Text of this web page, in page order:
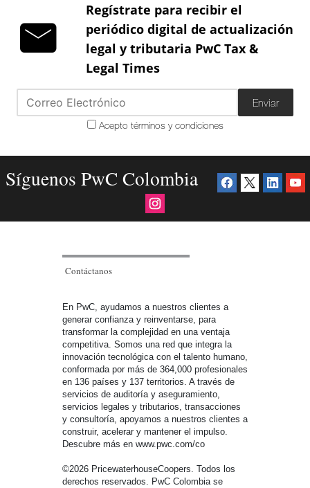
Regístrate para recibir el
periódico digital de actualización
legal y tributaria PwC Tax &
Legal Times
Enviar
Acepto términos y condiciones
Síguenos PwC Colombia
Contáctanos
En PwC, ayudamos a nuestros clientes a
generar confianza y reinventarse, para
transformar la complejidad en una ventaja
competitiva. Somos una red que integra la
innovación tecnológica con el talento humano,
conformada por más de 364,000 profesionales
en 136 países y 137 territorios. A través de
servicios de auditoría y aseguramiento,
servicios legales y tributarios, transacciones
y consultoría, apoyamos a nuestros clientes a
construir, acelerar y mantener el impulso.
Descubre más en www.pwc.com/co
©2026 PricewaterhouseCoopers. Todos los
derechos reservados. PwC Colombia se